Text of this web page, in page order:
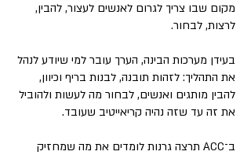
מקום שבו צריך לגרום לאנשים לעצור, להבין,
לרצות, לבחור.
בעידן מערכות הבינה, הערך עובר למי שיודע לנהל
את התהליך: לזהות תובנה, לבנות בריף וכיוון,
להבין מותגים ואנשים, לבחור מה לעשות ולהוביל
את זה עד שזה נהיה קריאייטיב שעובד.
ב־ACC תרצה גרנות לומדים את מה שמחזיק